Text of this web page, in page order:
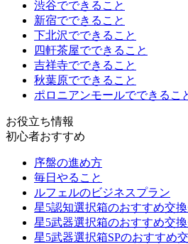
渋谷でできること
新宿でできること
下北沢でできること
四軒茶屋でできること
吉祥寺でできること
秋葉原でできること
ポロニアンモールでできるこ
お役立ち情報
初心者おすすめ
序盤の進め方
毎日やること
ルフェルのビジネスプラン
星5認知選択箱のおすすめ交
星5武器選択箱のおすすめ交
星5武器選択箱SPのおすすめ